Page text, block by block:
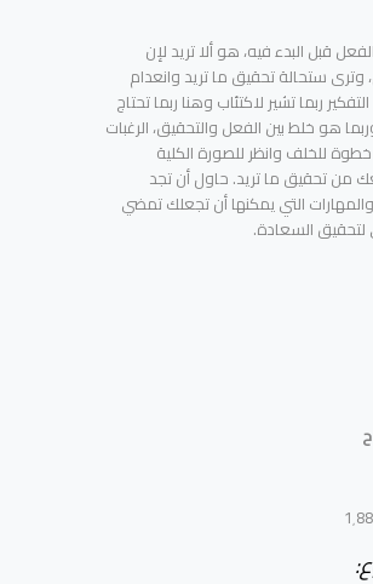
قبل البدء فيه، هو ألا تريد لإن
وترى ستحالة تحقيق ما تريد وانعدام
ربما تشير لاكتئاب وهنا ربما تحتاج
هو خلط بين الفعل والتحقيق، الرغبات
للخلف وانظر للصورة الكلية
من تحقيق ما تريد. حاول أن تجد
التي يمكنها أن تجعلك تمضي
لتحقيق السعادة.